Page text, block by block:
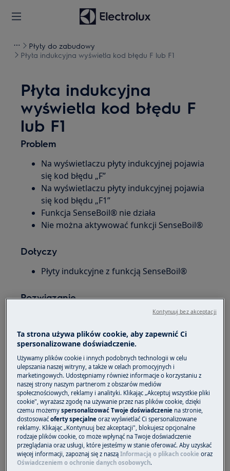
Płyty do zabudowy
Płyta indukcyjna wyświetla kod błędu F lub F1
Płyta indukcyjna
wyświetla kod błędu F
lub F1
Problem
Na wyświetlaczu płyty indukcyjnej pojawia
się kod błędu „F”
Na wyświetlaczu płyty indukcyjnej pojawia
się kod błędu „F1”
Funkcja SenseBoil® nie działa
Nie można aktywować funkcji SenseBoil®
Dotyczy
Płyty indukcyjne z funkcją SenseBoil®
Rozwiązanie
została dopiero
zainstalowana i wyświetla ciągły błąd „F” -
skontaktuj się z instalatorem urządzenia,
możliwa nieprawidłowa instalacja.
Jeśli płyta indukcyjna wyświetla kod "F" po
jakimś czasie od prawidłowej instalacji, zapoznaj
się z poniższymi wskazówkami, aby rozwiązać
problem
1. Upewnić się, czy powierzchnia płyty
grzejnej jest sucha
2. Nie włączać żadnych pól grzejnych z
Ta strona używa plików cookie, aby zapewnić Ci
spersonalizowane doświadczenie.
Używamy plików cookie i innych podobnych technologii w celu
ulepszania naszej witryny, a także w celach promocyjnych i
marketingowych. Udostępniamy również informacje o korzystaniu z
naszej strony naszym partnerom z obszarów mediów
społecznościowych, reklamy i analityki. Klikając „Akceptuj wszystkie pliki
cookie", wyrażasz zgodę na używanie przez nas plików cookie, dzięki
czemu możemyspersonalizować Twoje doświadczenie na stronie,
dostosowaćoferty specjalne oraz wyświetlać Ci spersonalizowane
reklamy. Klikając „Kontynuuj bez akceptacji", blokujesz opcjonalne
rodzaje plików cookie, co może wpłynąć na Twoje doświadczenie
przeglądania oraz usługi, które jesteśmy w stanie oferować. Aby uzyskać
więcej informacji, zapoznaj się z nasząInformacją o plikach cookie oraz
Oświadczeniem o ochronie danych osobowych.
Kontynuuj bez akceptacji